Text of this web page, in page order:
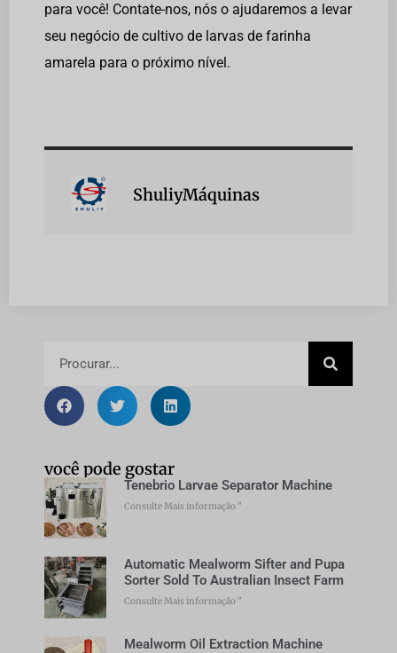
para você! Contate-nos, nós o ajudaremos a levar
seu negócio de cultivo de larvas de farinha
amarela para o próximo nível.
ShuliyMáquinas
você pode gostar
Tenebrio Larvae Separator Machine
Consulte Mais informação "
Automatic Mealworm Sifter and Pupa
Sorter Sold To Australian Insect Farm
Consulte Mais informação "
Mealworm Oil Extraction Machine